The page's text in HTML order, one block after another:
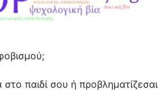
παιδί σου ή